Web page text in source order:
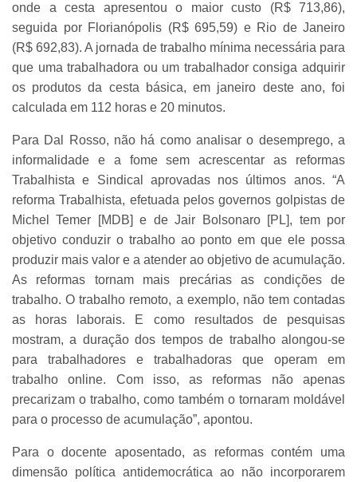
onde a cesta apresentou o maior custo (R$ 713,86),
seguida por Florianópolis (R$ 695,59) e Rio de Janeiro
(R$ 692,83). A jornada de trabalho mínima necessária para
que uma trabalhadora ou um trabalhador consiga adquirir
os produtos da cesta básica, em janeiro deste ano, foi
calculada em 112 horas e 20 minutos.
Para Dal Rosso, não há como analisar o desemprego, a
informalidade e a fome sem acrescentar as reformas
Trabalhista e Sindical aprovadas nos últimos anos. “A
reforma Trabalhista, efetuada pelos governos golpistas de
Michel Temer [MDB] e de Jair Bolsonaro [PL], tem por
objetivo conduzir o trabalho ao ponto em que ele possa
produzir mais valor e a atender ao objetivo de acumulação.
As reformas tornam mais precárias as condições de
trabalho. O trabalho remoto, a exemplo, não tem contadas
as horas laborais. E como resultados de pesquisas
mostram, a duração dos tempos de trabalho alongou-se
para trabalhadores e trabalhadoras que operam em
trabalho online. Com isso, as reformas não apenas
precarizam o trabalho, como também o tornaram moldável
para o processo de acumulação”, apontou.
Para o docente aposentado, as reformas contém uma
dimensão política antidemocrática ao não incorporarem